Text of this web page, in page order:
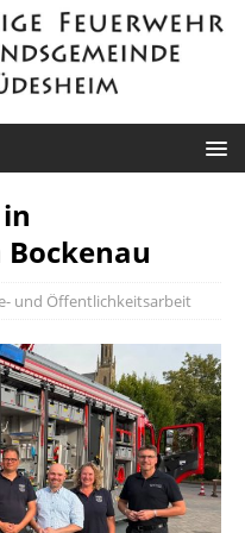
und Öffentlichkeitsarbeit